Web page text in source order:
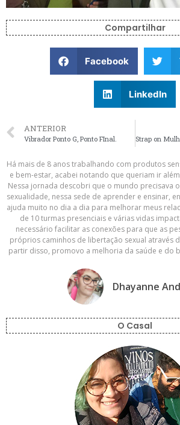
Compartilhar
Facebook
LinkedIn
ANTERIOR
Vibrador Ponto G, Ponto FInal.
Há mais de 8 anos trabalhando com produtos
e bem-estar, acabei notando que queriam ir
Nessa jornada descobri que o mundo precisava
sexualidade, nessa sede de aprender e ensinar,
ajuda muito no dia a dia para melhorar meus
de 10 turmas presenciais e várias vidas
necessário facilitar as conexões para que as
próprios caminhos de libertação sexual através
partir disso, promovo a melhoria da saúde e do
Dhayanne
O Casal